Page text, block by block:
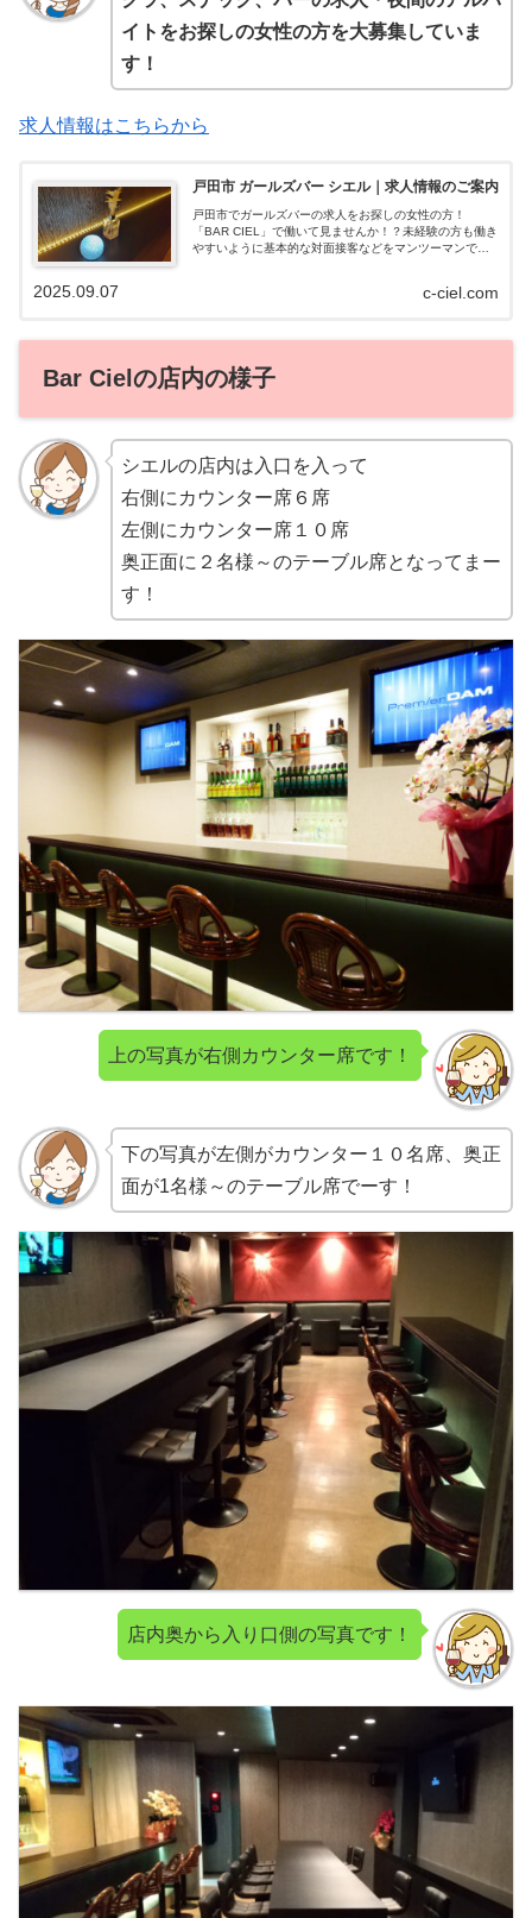
イトをお探しの女性の方を大募集していま
す！
求人情報はこちらから
戸田市 ガールズバー シエル｜求人情報のご案内
戸田市でガールズバーの求人をお探しの女性の方！
「BAR CIEL」で働いて見ませんか！？未経験の方も働き
やすいように基本的な対面接客などをマンツーマンで丁
るから未経験者さんも安心してご応募くださいねc-ciel.com
2025.09.07
Bar Cielの店内の様子
シエルの店内は入口を入って
右側にカウンター席６席
左側にカウンター席１０席
奥正面に２名様～のテーブル席となってまー
す！
上の写真が右側カウンター席です！
下の写真が左側がカウンター１０名席、奥正
面が1名様～のテーブル席でーす！
店内奥から入り口側の写真です！